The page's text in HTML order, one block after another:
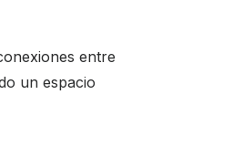
entre
un espacio